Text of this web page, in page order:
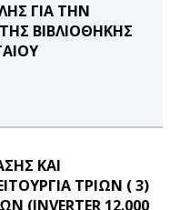
ΓΙΑ ΤΗΝ
ΒΙΒΛΙΟΘΗΚΗΣ
ΚΑΙ
ΤΡΙΩΝ ( 3)
(INVERTER 12.000